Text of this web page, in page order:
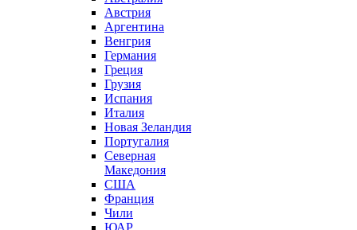
Австрия
Аргентина
Венгрия
Германия
Греция
Грузия
Испания
Италия
Новая Зеландия
Португалия
Северная
Македония
США
Франция
Чили
ЮАР